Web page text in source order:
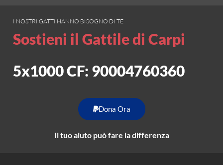
I NOSTRI GATTI HANNO BISOGNO DI TE
Sostieni il Gattile di Carpi
5x1000 CF: 90004760360
Dona Ora
Il tuo aiuto può fare la differenza